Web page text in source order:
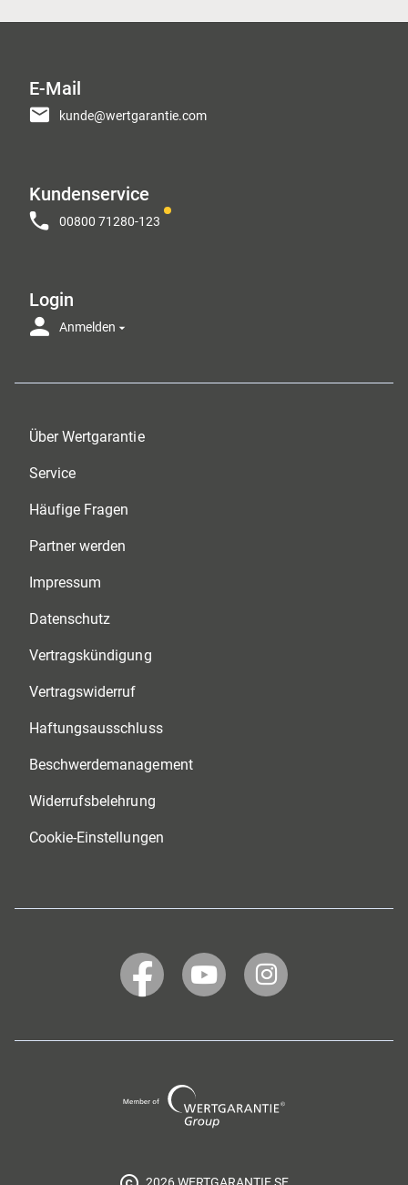
E-Mail
kunde@wertgarantie.com
Kundenservice
00800 71280-123
Login
Anmelden
Über Wertgarantie
Service
Häufige Fragen
Partner werden
Impressum
Datenschutz
Vertragskündigung
Vertragswiderruf
Haftungsausschluss
Beschwerdemanagement
Widerrufsbelehrung
Cookie-Einstellungen
WERTGARANTIE
bei
WERTGARANTIE
bei
WERTGARANTIE
bei
Group